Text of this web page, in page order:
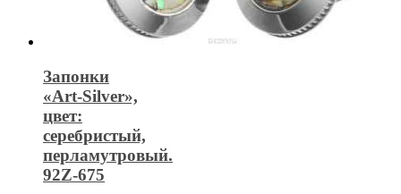
Запонки
«Art-Silver»,
цвет:
серебристый,
перламутровый.
92Z-675